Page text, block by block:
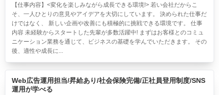
【仕事内容】<変化を楽しみながら成長できる環境!> 若い会社だからこ
そ、一人ひとりの意見やアイデアを大切にしています。 決められた仕事だ
けではなく、 新しい企画や改善にも積極的に挑戦できる環境です。 仕事
内容 未経験からスタートした先輩が多数活躍中! まずはお客様とのコミュ
ニケーション業務を通じて、ビジネスの基礎を学んでいただきます。 その
後、適性や成長に...
Web広告運用担当/昇給あり/社会保険完備/正社員登用制度/SNS
運用が学べる